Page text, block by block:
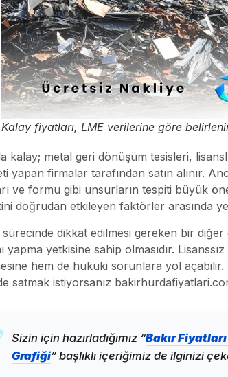
Kalay fiyatları, LME verilerine göre
kalay; metal geri dönüşüm tesisleri,
yapan firmalar tarafından satın alınır.
ve formu gibi unsurların tespiti büyük
doğrudan etkileyen faktörler arasında
sürecinde dikkat edilmesi gereken bir
yapma yetkisine sahip olmasıdır.
hem de hukuki sorunlara yol
satmak istiyorsanız
Sizin için hazırladığımız “Bakır
Grafiği” başlıklı içeriğimiz de ilginizi